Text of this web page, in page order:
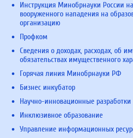
Инструкция Минобрнауки России
вооруженного нападения на
организацию
Профком
Сведения о доходах, расходах, об
обязательствах имущественного
Горячая линия Минобрнауки РФ
Бизнес инкубатор
Научно-инновационные разработки
Инклюзивное образование
Управление информационных